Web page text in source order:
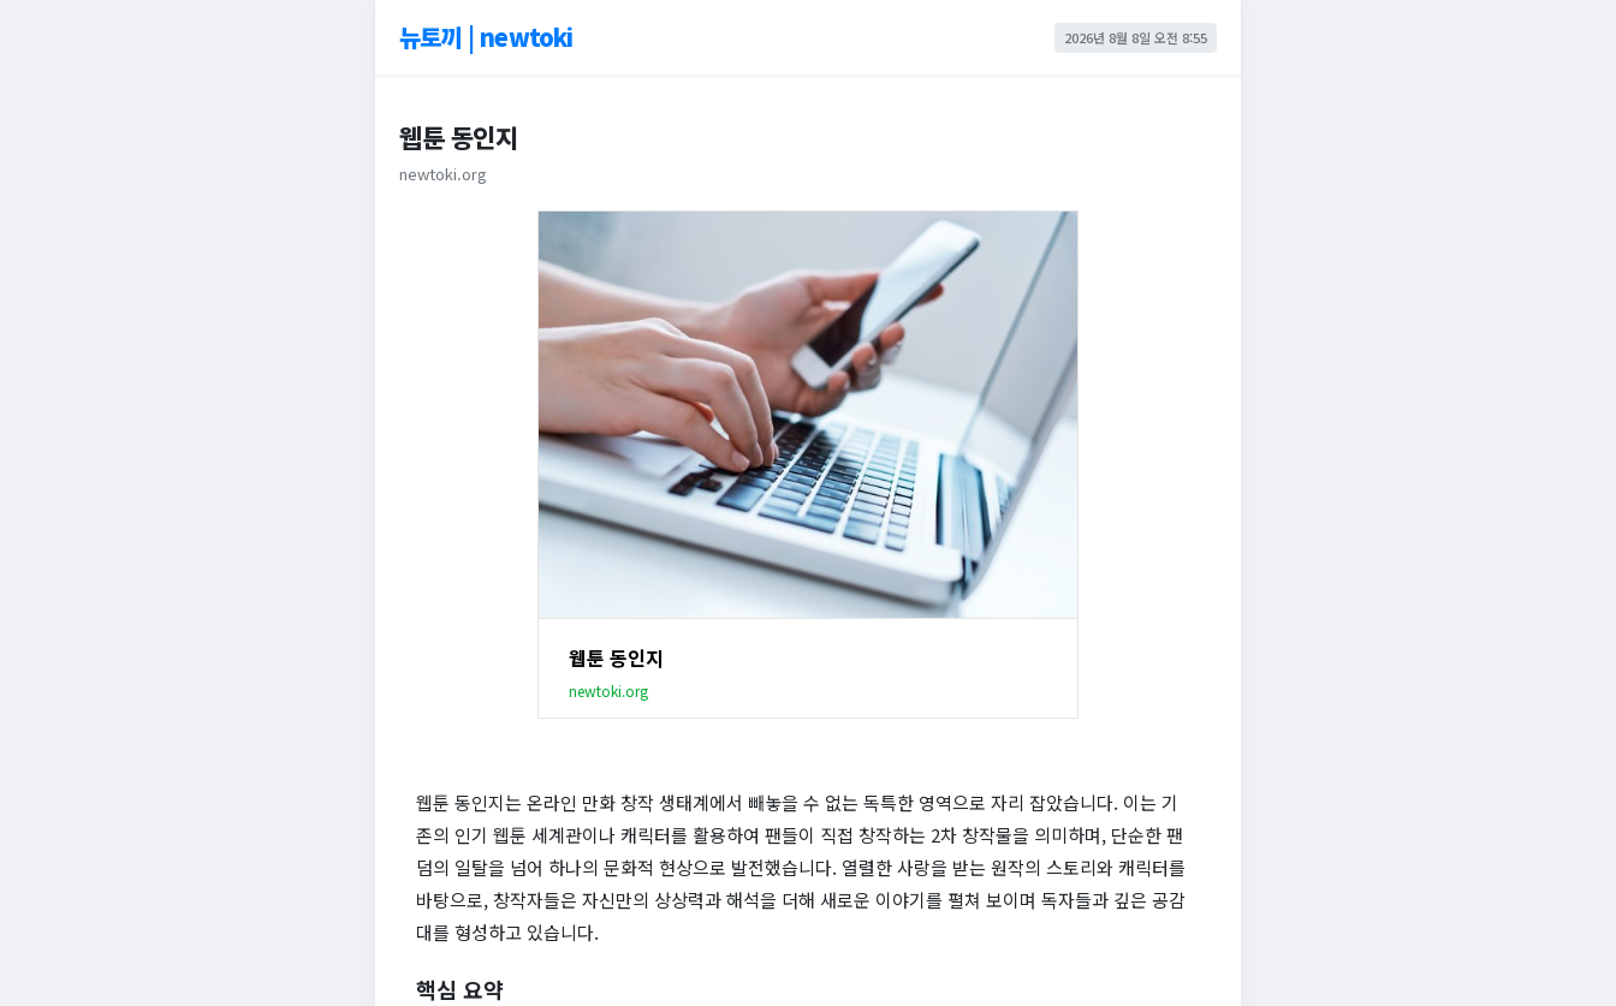
뉴토끼 | newtoki 2026년 8월 8일 오전 8:55
웹툰 동인지
newtoki.org
웹툰 동인지
newtoki.org
웹툰 동인지는 온라인 만화 창작 생태계에서 빼놓을 수 없는 독특한 영역으로 자리 잡았습니다. 이는 기
존의 인기 웹툰 세계관이나 캐릭터를 활용하여 팬들이 직접 창작하는 2차 창작물을 의미하며, 단순한 팬
덤의 일탈을 넘어 하나의 문화적 현상으로 발전했습니다. 열렬한 사랑을 받는 원작의 스토리와 캐릭터를
바탕으로, 창작자들은 자신만의 상상력과 해석을 더해 새로운 이야기를 펼쳐 보이며 독자들과 깊은 공감
대를 형성하고 있습니다.
핵심 요약